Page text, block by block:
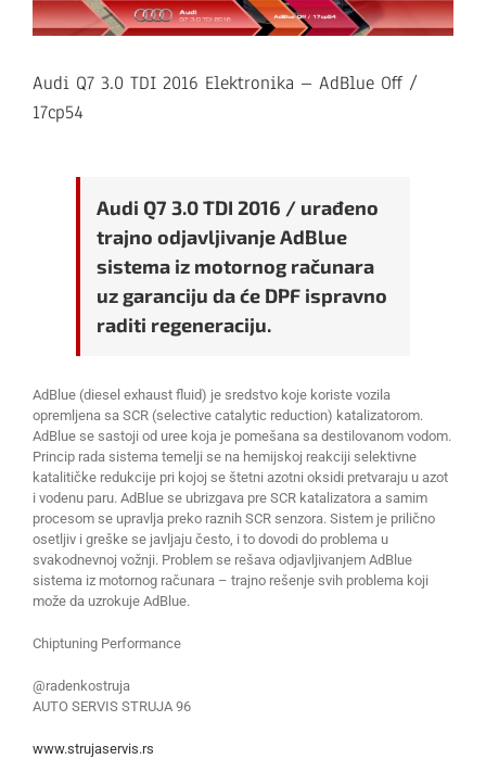
Audi Q7 3.0 TDI 2016 Elektronika – AdBlue Off /
17cp54
Audi Q7 3.0 TDI 2016 / urađeno
trajno odjavljivanje AdBlue
sistema iz motornog računara
uz garanciju da će DPF ispravno
raditi regeneraciju.
AdBlue (diesel exhaust fluid) je sredstvo koje koriste vozila
opremljena sa SCR (selective catalytic reduction) katalizatorom.
AdBlue se sastoji od uree koja je pomešana sa destilovanom vodom.
Princip rada sistema temelji se na hemijskoj reakciji selektivne
katalitičke redukcije pri kojoj se štetni azotni oksidi pretvaraju u azot
i vodenu paru. AdBlue se ubrizgava pre SCR katalizatora a samim
procesom se upravlja preko raznih SCR senzora. Sistem je prilično
osetljiv i greške se javljaju često, i to dovodi do problema u
svakodnevnoj vožnji. Problem se rešava odjavljivanjem AdBlue
sistema iz motornog računara – trajno rešenje svih problema koji
može da uzrokuje AdBlue.
Chiptuning Performance
@radenkostruja
AUTO SERVIS STRUJA 96
www.strujaservis.rs